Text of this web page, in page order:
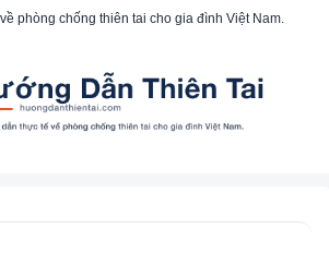
phòng chống thiên tai cho gia đình Việt Nam.